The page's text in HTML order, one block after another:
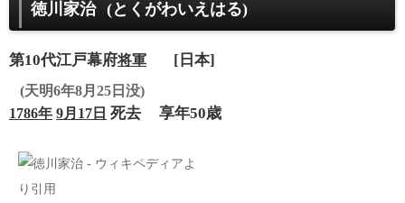
徳川家治 (とくがわいえはる)
第10代江戸幕府将軍 [日本]
(天明6年8月25日没)
1786年 9月17日 死去 享年50歳